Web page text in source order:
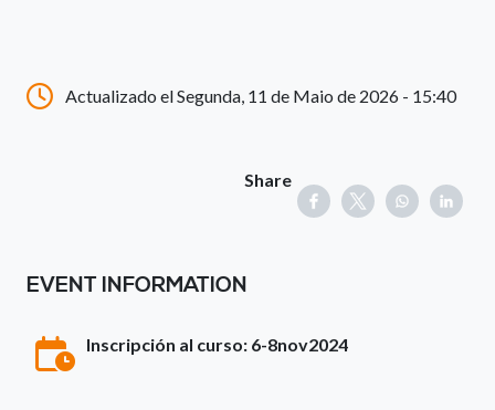
Actualizado el Segunda, 11 de Maio de 2026 - 15:40
Share
EVENT INFORMATION
Inscripción al curso: 6-8nov2024